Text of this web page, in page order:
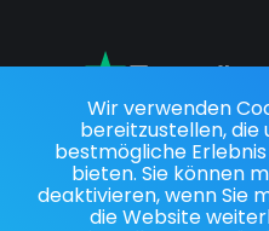
Wir verwenden
bereitzustellen, die
bestmögliche
bieten. Sie können
deaktivieren, wenn Sie
die Website